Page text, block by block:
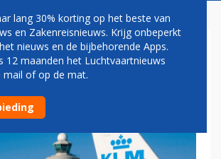
DREIGEN KLM MET
lang 30% korting op het beste van
en Zakenreisnieuws. Krijg onbeperkt
nieuws en de bijbehorende Apps.
12 maanden het Luchtvaartnieuws
mail of op de mat.